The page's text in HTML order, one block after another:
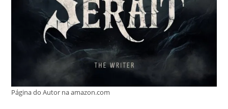
Página do Autor na amazon.com